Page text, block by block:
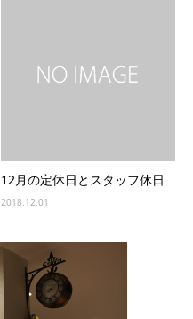
12月の定休日とスタッフ休日
2018.12.01